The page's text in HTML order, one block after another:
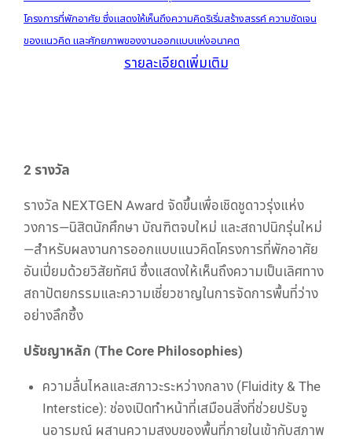
โครงการที่พักอาศัย ซึ่งแสดงให้เห็นถึงความคิดริเริ่มสร้างสรรค์ ความชัดเจน
ของแนวคิด และศักยภาพของงานออกแบบแห่งอนาคต
รายละเอียดเพิ่มเติม
2 รางวัล
รางวัล NEXTGEN Award จัดขึ้นเพื่อเชิดชูดาวรุ่งแห่ง
วงการ—นิสิตนักศึกษา บัณฑิตจบใหม่ และสถาปนิกรุ่นใหม่
—สำหรับผลงานการออกแบบแนวคิดโครงการที่พักอาศัย
อันเปี่ยมด้วยวิสัยทัศน์ ซึ่งแสดงให้เห็นถึงความเป็นเลิศทาง
สถาปัตยกรรมและความเชี่ยวชาญในการจัดการพื้นที่ว่าง
อย่างลึกซึ้ง
ปรัชญาหลัก (The Core Philosophies)
ความลื่นไหลและสภาวะระหว่างกลาง (Fluidity & The
Interstice): ช่องเปิดทำหน้าที่เสมือนสิ่งที่ช่วยปรับจู
นอารมณ์ ผสานความสงบของพื้นที่ภายในเข้ากับสภาพ